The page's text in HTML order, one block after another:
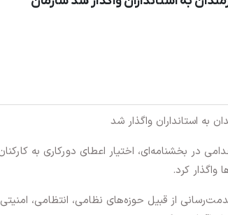
به استانداران واگذار شد
در بخشنامه‌ای، اختیار اعطای دورکاری به
واگذار کرد.
از قبیل حوزه‌های نظامی، انتظامی،